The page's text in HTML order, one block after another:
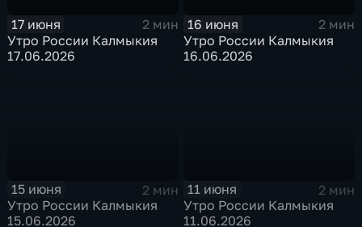
17 июня
2 мин
Утро России Калмыкия
17.06.2026
16 июня
2 мин
Утро России Калмыкия
16.06.2026
15 июня
2 мин
Утро России Калмыкия
15.06.2026
11 июня
2 мин
Утро России Калмыкия
11.06.2026